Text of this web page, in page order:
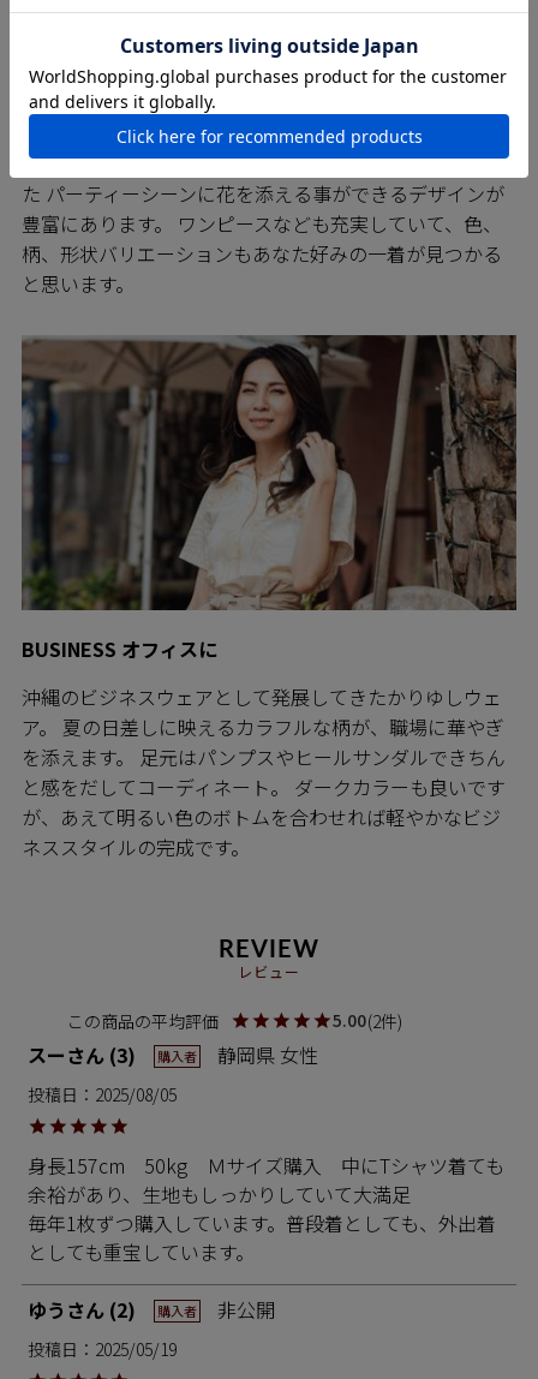
PARTY パーティーに
エレガントで華やかなＭＡＪＵＮの商品は、パーティー
にもぴったり。 繊細な流れの中に上品さを兼ね備え柄
は、ポイントで効果的なアクセントカラーなどを使用し
た パーティーシーンに花を添える事ができるデザインが
豊富にあります。 ワンピースなども充実していて、色、
柄、形状バリエーションもあなた好みの一着が見つかる
と思います。
BUSINESS オフィスに
沖縄のビジネスウェアとして発展してきたかりゆしウェ
ア。 夏の日差しに映えるカラフルな柄が、職場に華やぎ
を添えます。 足元はパンプスやヒールサンダルできちん
と感をだしてコーディネート。 ダークカラーも良いです
が、あえて明るい色のボトムを合わせれば軽やかなビジ
ネススタイルの完成です。
REVIEW
レビュー
5.00 2
スー 3 購入者 静岡県 女性
投稿日 2025/08/05
身長157cm　50kg　Ｍサイズ購入　中にTシャツ着ても
余裕があり、生地もしっかりしていて大満足
毎年1枚ずつ購入しています。普段着としても、外出着
としても重宝しています。
ゆう 2 購入者 非公開
投稿日 2025/05/19